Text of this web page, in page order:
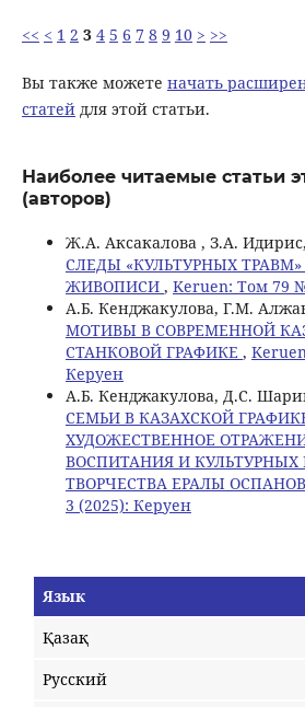
<< < 1 2 3 4 5 6 7 8 9 10 > >>
Вы также можете начать
статейдля этой статьи.
Наиболее читаемые статьи
(авторов)
Ж.А. Аксакалова , З.А.
СЛЕДЫ «КУЛЬТУРНЫХ
ЖИВОПИСИ , Keruen: Том 79
А.Б. Кенджакулова, Г.М.
МОТИВЫ В СОВРЕМЕННОЙ
СТАНКОВОЙ ГРАФИКЕ ,
Керуен
А.Б. Кенджакулова, Д.С.
СЕМЬИ В КАЗАХСКОЙ
ХУДОЖЕСТВЕННОЕ
ВОСПИТАНИЯ И КУЛЬТУРНЫХ
ТВОРЧЕСТВА ЕРАЛЫ
3 (2025): Керуен
Язык
Қазақ
Русский